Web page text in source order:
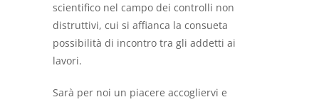
scientifico nel campo dei controlli non
distruttivi, cui si affianca la consueta
possibilità di incontro tra gli addetti ai
lavori.
Sarà per noi un piacere accogliervi e